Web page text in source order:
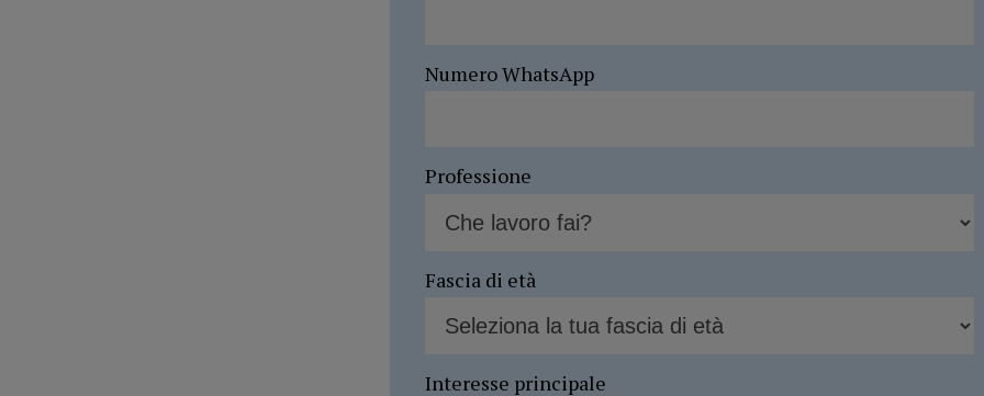
Numero WhatsApp
Professione
Fascia di età
Interesse principale